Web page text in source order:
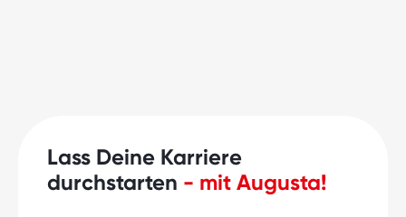
Lass Deine Karriere
durchstarten - mit Augusta!